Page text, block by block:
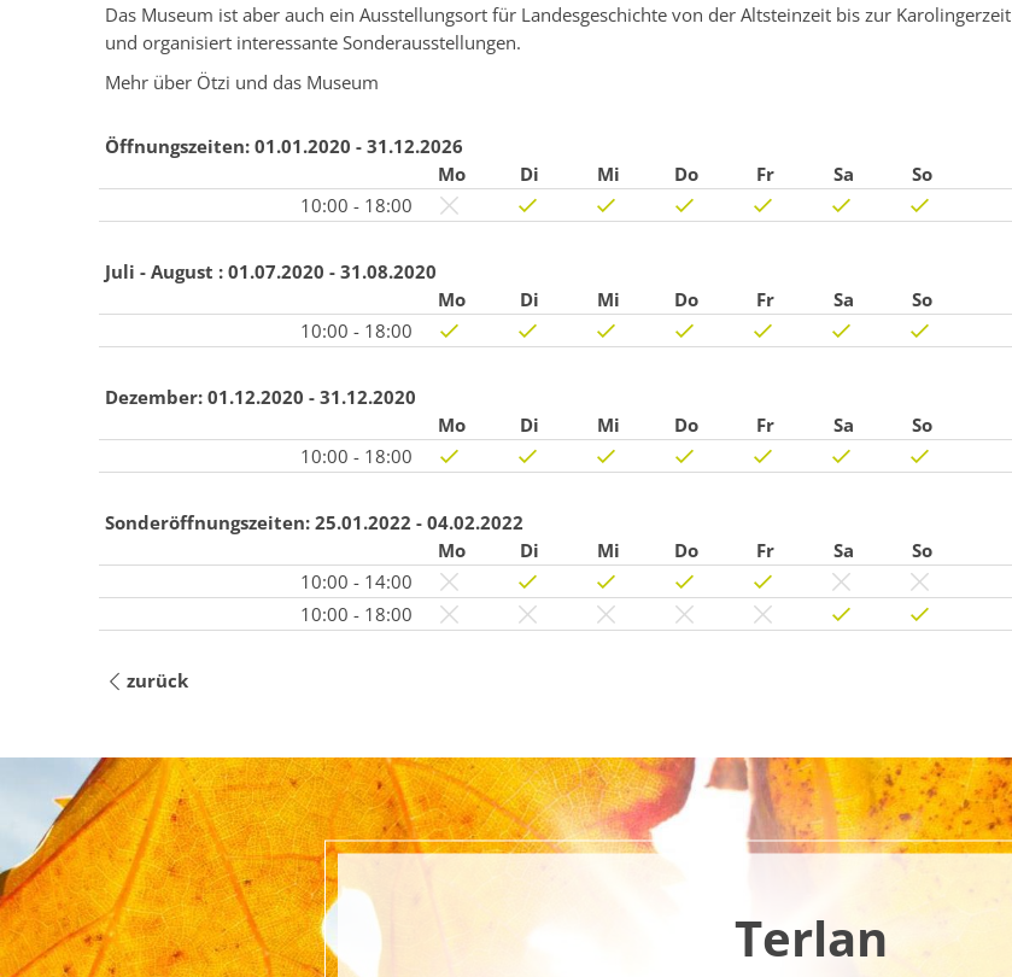
Das Museum ist aber auch ein Ausstellungsort für Landesgeschichte von der Altsteinzeit bis zur Karolingerzeit
und organisiert interessante Sonderausstellungen.
Mehr über Ötzi und das Museum
Öffnungszeiten: 01.01.2020 - 31.12.2026
Mo
Di Mi Do Fr Sa
So
10:00 - 18:00
Juli - August : 01.07.2020 - 31.08.2020
Mo
Di Mi Do Fr Sa
So
10:00 - 18:00
Dezember: 01.12.2020 - 31.12.2020
Mo
Di Mi Do Fr Sa
So
10:00 - 18:00
Sonderöffnungszeiten: 25.01.2022 - 04.02.2022
Mo
Di Mi Do Fr Sa
So
10:00 - 14:00
10:00 - 18:00
zurück
Terlan